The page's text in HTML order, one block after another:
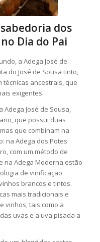
sabedoria dos
Dia do Pai
a Adega José de
do José de Sousa tinto,
ancestrais, que
exigentes.
José de Sousa,
que possui duas
que combinam na
na Adega dos Potes
com um método de
na Adega Moderna estão
de vinificação
brancos e tintos.
mais tradicionais e
vinhos, tais como a
uvas e a uva pisada a